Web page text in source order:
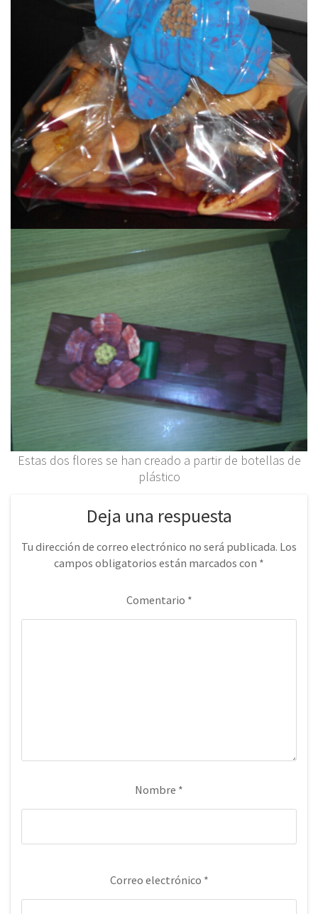
Estas dos flores se han creado a partir de botellas de
plástico
Deja una respuesta
Tu dirección de correo electrónico no será publicada. Los
campos obligatorios están marcados con *
Comentario *
Nombre *
Correo electrónico *